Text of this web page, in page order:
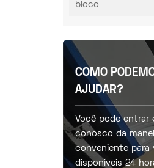
bloco
COMO
AJUDAR?
Você pode entrar
conosco da
conveniente para
disponíveis 24